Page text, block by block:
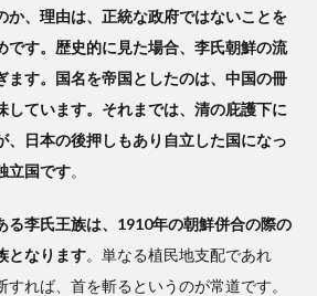
か、理由は、正統な政府ではないことを
です。歴史的に見た場合、李氏朝鮮の流
ます。国名を帝国としたのは、中国の冊
しています。それまでは、清の庇護下に
、日本の後押しもあり自立した国になっ
立国です。
る李氏王族は、1910年の朝鮮併合の際の
となります。単なる植民地支配であれ
れば、首を斬るというのが常道です。